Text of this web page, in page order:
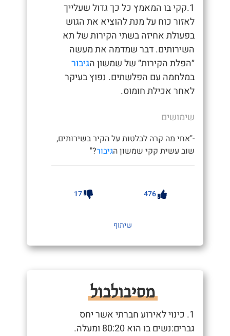
1.קקי בו המאמץ כל כך גדול שעלייך
לאזור כוח על מנת להוציא את הגוש
בפעולת אחיזה בשתי הקירות של תא
השירותים. דבר שמדמה את מעשה
״הפלת הקירות״ של שמשון הגיבור
במלחמה עם הפלשתים. נפוץ בעיקר
לאחר אכילת חומוס.
שימושים
-"אחי מה קרה לבלטות על הקיר בשירותים,
שוב עשית קקי שמשון הגיבור?"
476
17
שיתוף
מסיבולבול
1. כינוי לאירוע חברתי אשר יחס
גברים:נשים בו הוא 80:20 ומעלה.